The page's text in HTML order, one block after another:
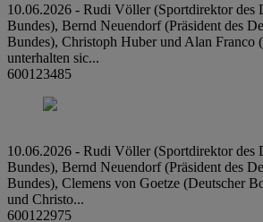
10.06.2026 - Rudi Völler (Sportdirektor des
Bundes), Bernd Neuendorf (Präsident des
Bundes), Christoph Huber und Alan Franco
unterhalten sic...
600123485
10.06.2026 - Rudi Völler (Sportdirektor des
Bundes), Bernd Neuendorf (Präsident des
Bundes), Clemens von Goetze (Deutscher
und Christo...
600122975